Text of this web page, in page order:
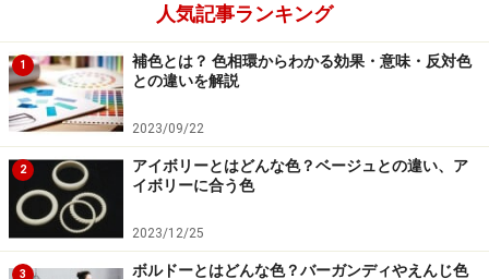
人気記事ランキング
1
補色とは？ 色相環からわかる効果・意味・反対色
との違いを解説
2023/09/22
2
アイボリーとはどんな色？ベージュとの違い、ア
イボリーに合う色
2023/12/25
3
ボルドーとはどんな色？バーガンディやえんじ色